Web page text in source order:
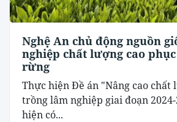
Nghệ An chủ động nguồn
nghiệp chất lượng cao
rừng
Thực hiện Đề án "Nâng cao chất
trồng lâm nghiệp giai đoạn
hiện có...